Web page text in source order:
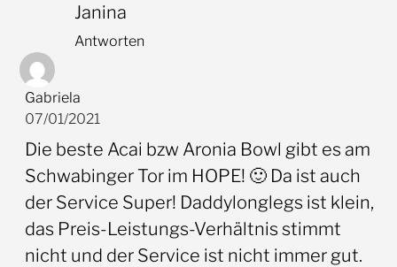
Janina
Antworten
Gabriela
07/01/2021
Die beste Acai bzw Aronia Bowl gibt es am
Schwabinger Tor im HOPE! 🙂 Da ist auch
der Service Super! Daddylonglegs ist klein,
das Preis-Leistungs-Verhältnis stimmt
nicht und der Service ist nicht immer gut.